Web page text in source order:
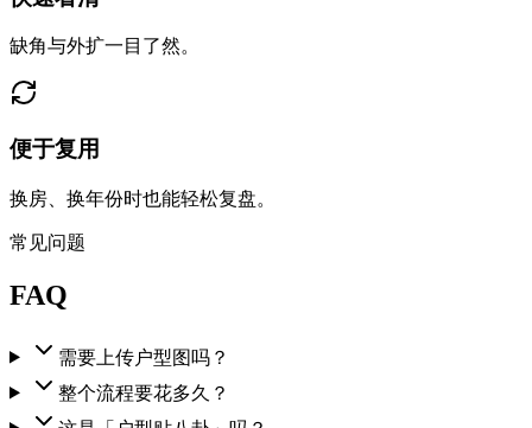
缺角与外扩一目了然。
便于复用
换房、换年份时也能轻松复盘。
常见问题
FAQ
需要上传户型图吗？
整个流程要花多久？